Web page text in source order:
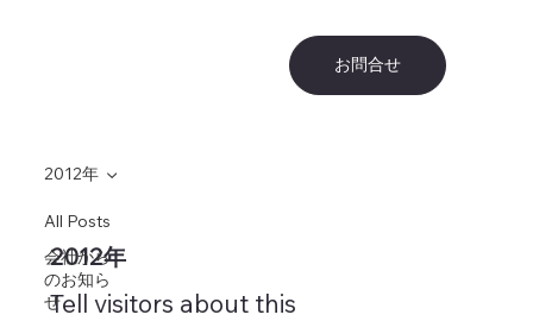
お問合せ
All Posts
会社から
のお知ら
せ
2012年
2012年
Tell visitors about this